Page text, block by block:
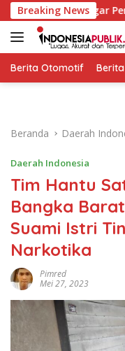
Langsung
ke
konten
Breaking News
Permendikdasmen
Berita Otomotif
Beranda Daerah
Daerah Indonesia
Tim Hantu
Bangka
Suami Istri
Narkotika
Pimred
Mei 27, 2023